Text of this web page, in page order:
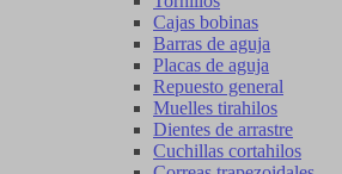
Cajas bobinas
Barras de aguja
Placas de aguja
Repuesto general
Muelles tirahilos
Dientes de arrastre
Cuchillas cortahilos